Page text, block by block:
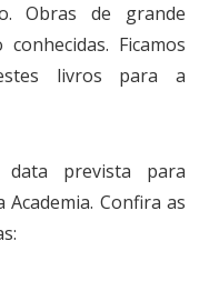
Obras de grande
Ficamos
livros para a
prevista para
Confira as